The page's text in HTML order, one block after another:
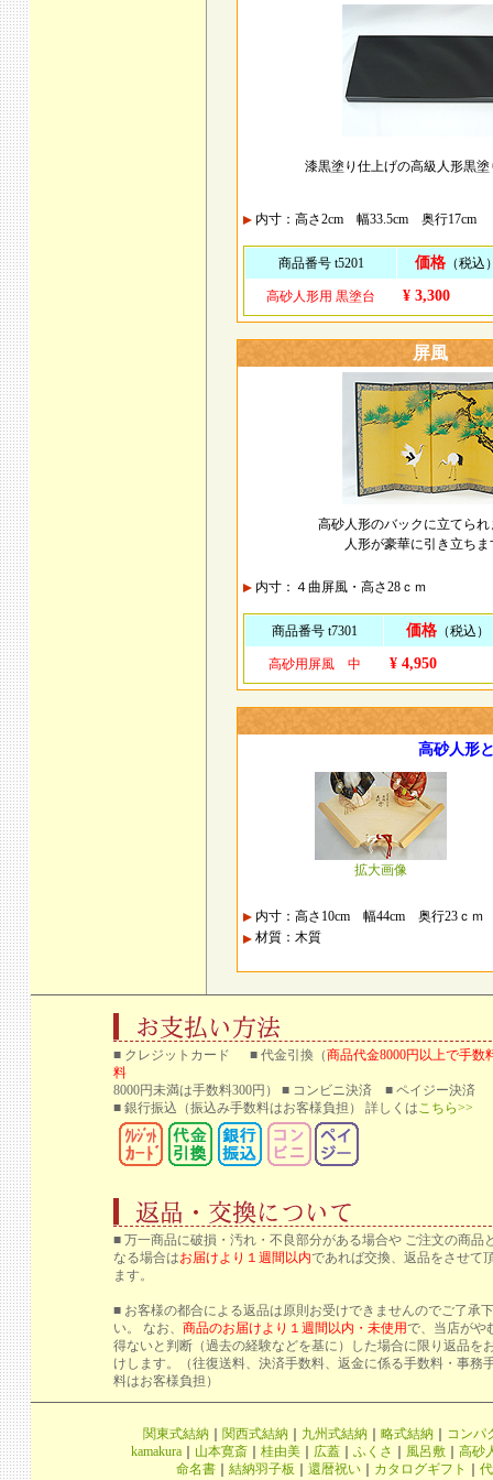
漆黒塗り仕上げの高級人形黒
内寸：高さ2cm 幅33.5cm 奥行17cm
商品番号 t5201 価格 （税込
高砂人形用 黒塗台 ¥ 3,300
屏風
高砂人形のバックに立てられ
人形が豪華に引き立ちま
内寸：４曲屏風・高さ28ｃｍ
商品番号 t7301 価格（税込）
高砂用屏風 中 ¥ 4,950
高砂人形
拡大画像
内寸：高さ10cm 幅44cm 奥行23ｃｍ
材質：木質
■ クレジットカード ■ 代金引換（商品代金8000円以上で手数
料
8000円未満は手数料300円） ■ コンビニ決済 ■ ペイジー決済
■ 銀行振込 （振込み手数料はお客様負担） 詳しくはこちら>>
■ 万一商品に破損・汚れ・不良部分がある場合や ご注文の商品
なる場合はお届けより１週間以内であれば交換、返品をさせて
ます。
■ お客様の都合による返品は原則お受けできませんのでご了承
い。 なお、 商品のお届けより１週間以内・未使用で、当店がや
得ないと判断（過去の経験などを基に）した場合に限り返品を
けします。（往復送料、決済手数料、返金に係る手数料・事務
料はお客様負担）
関東式結納 関西式結納 九州式結納 略式結納
コンパ
kamakura
山本寛斎 桂由美 広蓋 ふくさ 風呂敷
高砂
命名書
結納羽子板 還暦祝い カタログギフト